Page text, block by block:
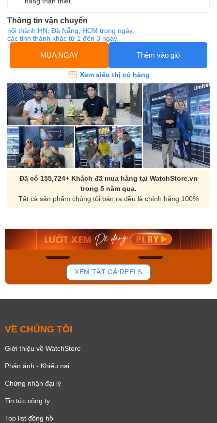
Thông tin vận chuyển
nội thành HN, Đà Nẵng, HCM trong ngày,
các tỉnh thành khác từ 1 đến 3 ngày
MUA NGAY Thêm vào giỏ
Xem siêu thị có hàng
Đã có 155,724+ Khách đã mua hàng tại WatchStore.vn
trong 5 năm qua.
Tất cả sản phẩm chúng tôi bán ra đều là chính hãng 100%
131
Orient Nam RA-
Mua ngay
Casio Nam MTS-
Mua ngay
XEM TẤT CẢ REELS
VỀ CHÚNG TÔI
Giới thiệu về WatchStore
Phản ánh - Khiếu nại
Chứng nhận đại lý
Tin tức công ty
Top list đồng hồ